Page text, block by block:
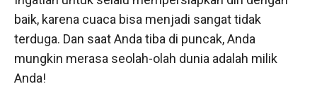
baik, karena cuaca bisa menjadi sangat tidak
terduga. Dan saat Anda tiba di puncak, Anda
mungkin merasa seolah-olah dunia adalah milik
Anda!